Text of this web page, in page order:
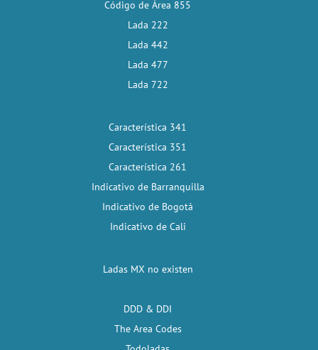
Código de Área 855
Lada 222
Lada 442
Lada 477
Lada 722
Característica 341
Característica 351
Característica 261
Indicativo de Barranquilla
Indicativo de Bogotá
Indicativo de Cali
Ladas MX no existen
DDD & DDI
The Area Codes